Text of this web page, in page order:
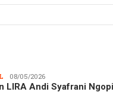
08/05/2026
LIRA Andi Syafrani